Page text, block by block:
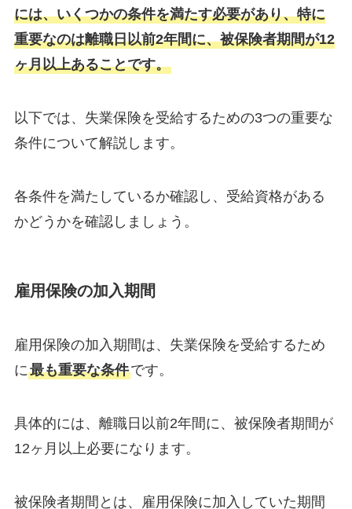
には、いくつかの条件を満たす必要があり、特に
重要なのは離職日以前2年間に、被保険者期間が12
ヶ月以上あることです。
以下では、失業保険を受給するための3つの重要な
条件について解説します。
各条件を満たしているか確認し、受給資格がある
かどうかを確認しましょう。
雇用保険の加入期間
雇用保険の加入期間は、失業保険を受給するため
に最も重要な条件です。
具体的には、離職日以前2年間に、被保険者期間が
12ヶ月以上必要になります。
被保険者期間とは、雇用保険に加入していた期間